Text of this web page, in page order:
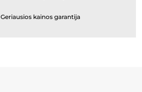
Geriausios kainos garantija